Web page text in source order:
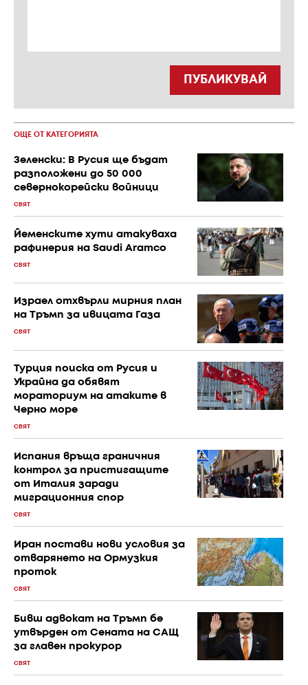
ПУБЛИКУВАЙ
ОЩЕ ОТ КАТЕГОРИЯТА
Зеленски: В Русия ще бъдат
разположени до 50 000
севернокорейски войници
СВЯТ
Йеменските хути атакуваха
рафинерия на Saudi Aramco
СВЯТ
Израел отхвърли мирния план
на Тръмп за ивицата Газа
СВЯТ
Турция поиска от Русия и
Украйна да обявят
мораториум на атаките в
Черно море
СВЯТ
Испания връща граничния
контрол за пристигащите
от Италия заради
миграционния спор
СВЯТ
Иран постави нови условия за
отварянето на Ормузкия
проток
СВЯТ
Бивш адвокат на Тръмп бе
утвърден от Сената на САЩ
за главен прокурор
СВЯТ